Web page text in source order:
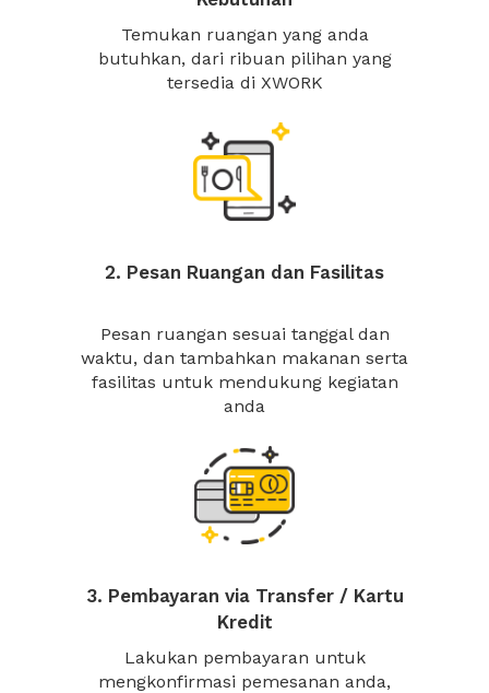
Temukan ruangan yang anda
butuhkan, dari ribuan pilihan yang
tersedia di XWORK
2. Pesan Ruangan dan Fasilitas
Pesan ruangan sesuai tanggal dan
waktu, dan tambahkan makanan serta
fasilitas untuk mendukung kegiatan
anda
3. Pembayaran via Transfer / Kartu
Kredit
Lakukan pembayaran untuk
mengkonfirmasi pemesanan anda,